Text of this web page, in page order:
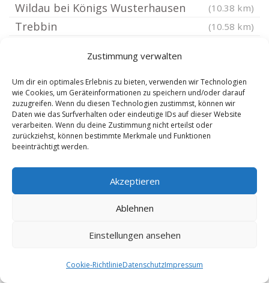
Zustimmung verwalten
Um dir ein optimales Erlebnis zu bieten, verwenden wir Technologien
wie Cookies, um Geräteinformationen zu speichern und/oder darauf
zuzugreifen. Wenn du diesen Technologien zustimmst, können wir
Daten wie das Surfverhalten oder eindeutige IDs auf dieser Website
verarbeiten. Wenn du deine Zustimmung nicht erteilst oder
zurückziehst, können bestimmte Merkmale und Funktionen
beeinträchtigt werden.
Akzeptieren
Ablehnen
Einstellungen ansehen
Cookie-RichtlinieDatenschutzImpressum
Wildau bei Königs Wusterhausen (10.38 km)
Trebbin (10.58 km)
Schulzendorf bei Eichwalde (11.8 km)
Brandenburg Klausdorf (12.18 km)
Nuthe-Urstromtal (12.32 km)
Zeuthen (12.53 km)
Berlin Schmöckwitz
Halbe (12.65 km)
Berlin Gropiusstadt